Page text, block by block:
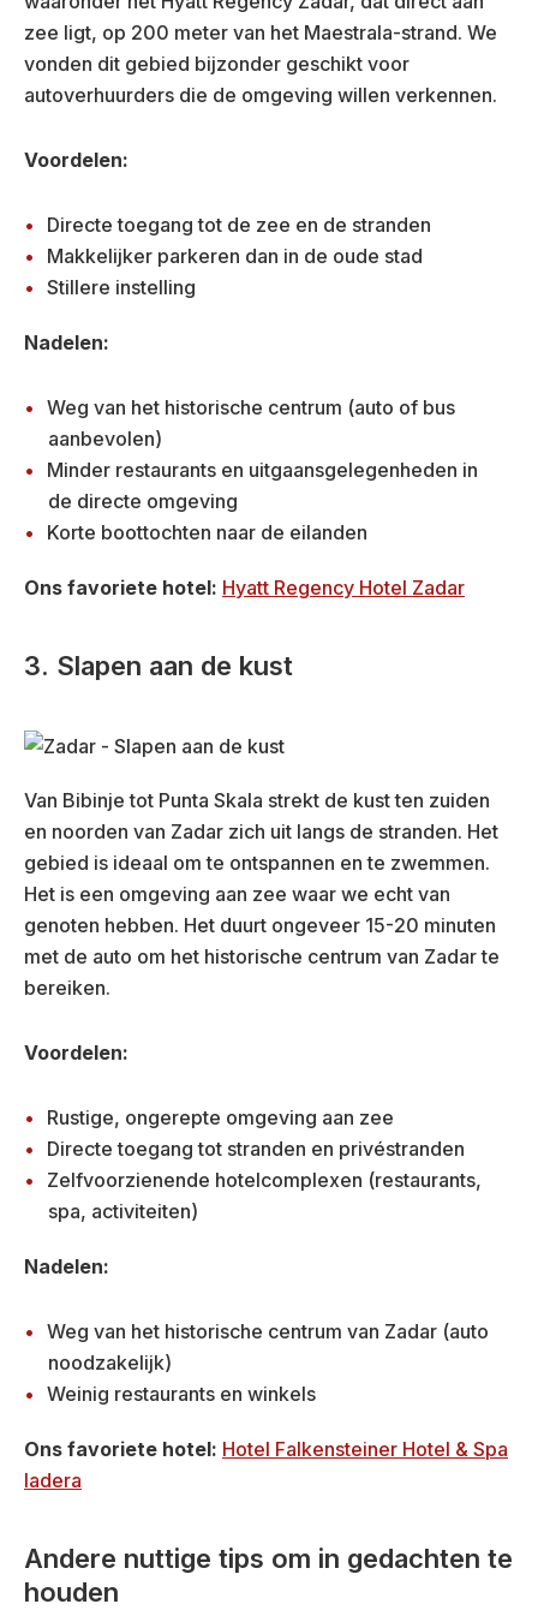
zee ligt, op 200 meter van het Maestrala-strand. We
vonden dit gebied bijzonder geschikt voor
autoverhuurders die de omgeving willen verkennen.
Voordelen:
Directe toegang tot de zee en de stranden
Makkelijker parkeren dan in de oude stad
Stillere instelling
Nadelen:
Weg van het historische centrum (auto of bus
aanbevolen)
Minder restaurants en uitgaansgelegenheden in
de directe omgeving
Korte boottochten naar de eilanden
Ons favoriete hotel: Hyatt Regency Hotel Zadar
3. Slapen aan de kust
Van Bibinje tot Punta Skala strekt de kust ten zuiden
en noorden van Zadar zich uit langs de stranden. Het
gebied is ideaal om te ontspannen en te zwemmen.
Het is een omgeving aan zee waar we echt van
genoten hebben. Het duurt ongeveer 15-20 minuten
met de auto om het historische centrum van Zadar te
bereiken.
Voordelen:
Rustige, ongerepte omgeving aan zee
Directe toegang tot stranden en privéstranden
Zelfvoorzienende hotelcomplexen (restaurants,
spa, activiteiten)
Nadelen:
Weg van het historische centrum van Zadar (auto
noodzakelijk)
Weinig restaurants en winkels
Ons favoriete hotel: Hotel Falkensteiner Hotel & Spa
Iadera
Andere nuttige tips om in gedachten te
houden